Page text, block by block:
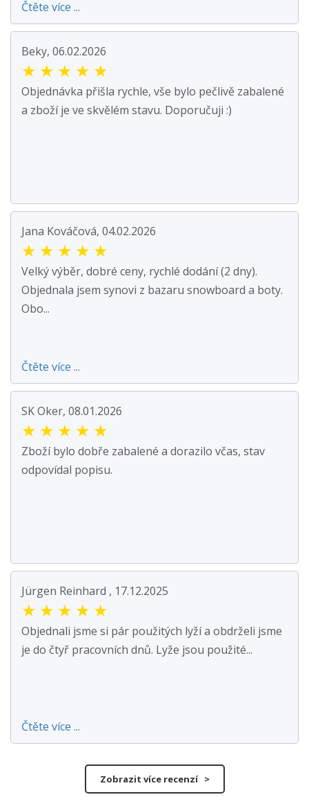
Čtěte více ...
Beky, 06.02.2026
★ ★ ★ ★ ★
Objednávka přišla rychle, vše bylo pečlivě zabalené
a zboží je ve skvělém stavu. Doporučuji :)
Jana Kováčová, 04.02.2026
★ ★ ★ ★ ★
Velký výběr, dobré ceny, rychlé dodání (2 dny).
Objednala jsem synovi z bazaru snowboard a boty.
Obo...
Čtěte více ...
SK Oker, 08.01.2026
★ ★ ★ ★ ★
Zboží bylo dobře zabalené a dorazilo včas, stav
odpovídal popisu.
Jürgen Reinhard , 17.12.2025
★ ★ ★ ★ ★
Objednali jsme si pár použitých lyží a obdrželi jsme
je do čtyř pracovních dnů. Lyže jsou použité...
Čtěte více ...
Zobrazit více recenzí >